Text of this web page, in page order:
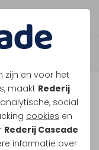
zijn en voor het
maakt Rederij
social
cookies en
Rederij Cascade
informatie over
de
gaan
door.